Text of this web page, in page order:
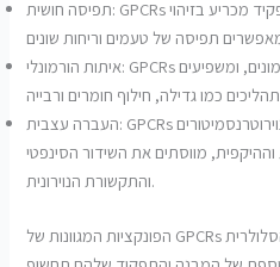
תפיסה חושית: GPCRs במערכות הריח והריח ממלאים תפקיד מכריע בזיהוי
איתות הורמונלי: GPCRs מעורבים בוויסות מסלולי איתות הורמונים, ומשפיעים
העברה עצבית: GPCRs מתווכים את השחרור והקליטה של ​​נוירוטרנסמיטורים
מווסתים את השידור הסינפטי
והתקשורת הנוירונית.
הפונקציות המגוונות של GPCRs מדגישות את משמעותן בתקשורת הסלולרית